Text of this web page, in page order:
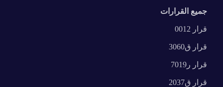
جميع القرارات
قرار 0012
قرار ق3060
قرار ر7019
قرار ق2037